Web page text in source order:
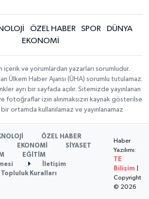
ÖZEL HABER SPOR
DÜNYA
EKONOMİ
içerik ve yorumlardan yazarları sorumludur.
Ülkem Haber Ajansı (ÜHA) sorumlu tutulamaz.
ayrı bir sayfada açılır. Sitemizde yayınlanan
fotoğraflar izin alınmaksızın kaynak gösterilse
ortamda kullanılamaz ve yayınlanamaz
ÖZEL HABER
EKONOMİ
SİYASET
EĞİTİM
İletişim
Topluluk Kuralları
Haber
Yazılımı:
TE
Bilişim
Copyright
© 2026